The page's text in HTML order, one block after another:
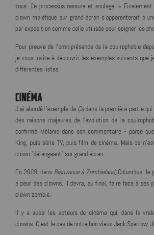
tous. Ce processus rassure et soulage. »
clown maléfique sur grand écran s’apparenterait à
par exposition comme celle utilisée pour soigner les
Pour preuve de l'omniprésence de la coulrophobie
je vous invite à découvrir les exemples suivants que
différentes listes.
CINÉMA
J'ai abordé l'exemple de Çadans la première partie
des raisons majeures de l'évolution de la
confirmé Mélanie dans son commentaire - parce
King, puis série TV, puis film de cinéma. Mais ce
clown "dérangeant" sur grand écran.
En 2009, dans Bienvenue à Zombieland, Columbus, le
a peur des clowns. Il devra, au final, faire face à ses
clown zombie.
Il y a aussi les acteurs de cinéma qui, dans la
clowns. C'est le cas de notre bon vieux Jack Sparrow,